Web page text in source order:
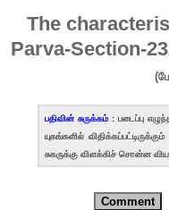
The
Parva-Section-
பதிவின் சுருக்கம் :படைப்பு
யுகங்களில்
சுகருக்கு விளக்கிச் சொன்ன
Comment